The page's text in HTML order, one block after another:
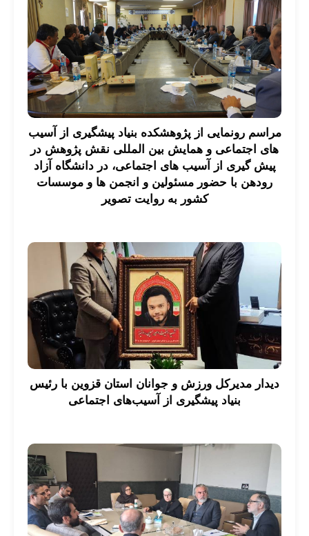
مراسم رونمایی از پژوهشکده بنیاد پیشگیری از آسیب
های اجتماعی و همایش بین المللی نقش پژوهش در
پیش گیری از آسیب های اجتماعی، در دانشگاه آزاد
رودهن با حضور مسئولین و انجمن ها و موسسات
کشور به روایت تصویر
دیدار مدیرکل ورزش و جوانان استان قزوین با رئیس
بنیاد پیشگیری از آسیب‌های اجتماعی